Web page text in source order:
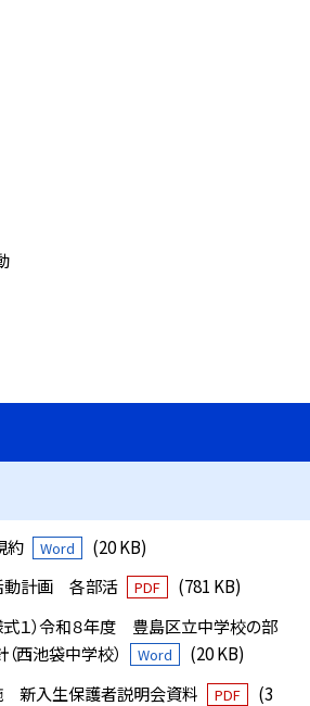
約 Word
(20 KB)
計画 各部活
PDF
(781 KB)
１）令和８年度 豊島区立中学校の部
西池袋中学校）
Word
(20 KB)
新入生保護者説明会資料
PDF
(3